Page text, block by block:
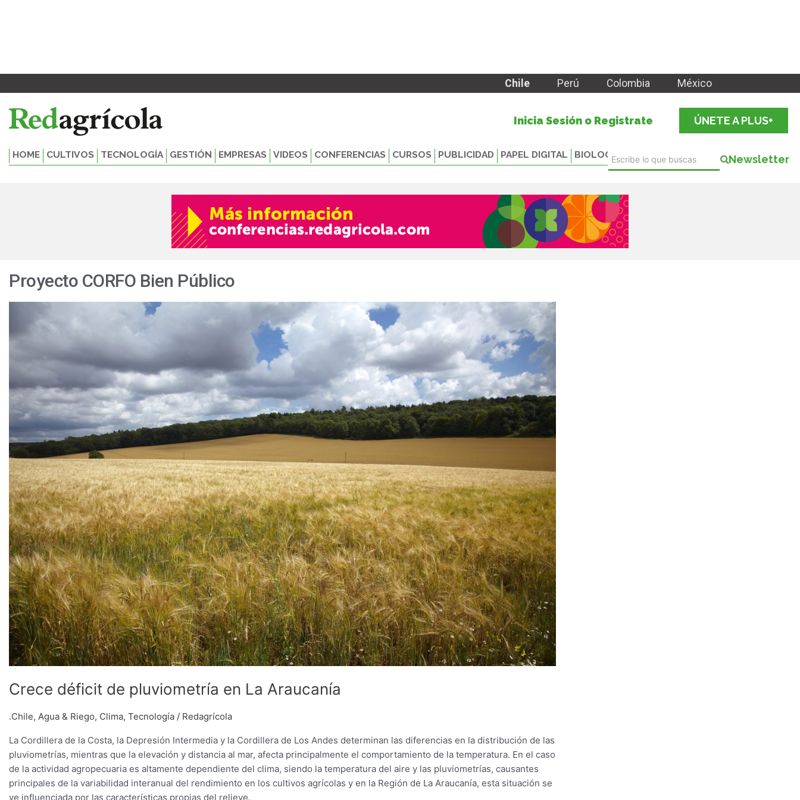
Chile Perú Colombia México
Inicia Sesión o Registrate ÚNETE A PLUS+
HOME CULTIVOS TECNOLOGÍA GESTIÓN EMPRESAS VIDEOS CONFERENCIAS CURSOS PUBLICIDAD PAPEL DIGITAL BIOLOGICALS Newsletter
Proyecto CORFO Bien Público
Crece déficit de pluviometría en La Araucanía
.Chile, Agua & Riego, Clima, Tecnología / Redagrícola
La Cordillera de la Costa, la Depresión Intermedia y la Cordillera de Los Andes determinan las diferencias en la distribución de las
pluviometrías, mientras que la elevación y distancia al mar, afecta principalmente el comportamiento de la temperatura. En el caso
de la actividad agropecuaria es altamente dependiente del clima, siendo la temperatura del aire y las pluviometrías, causantes
principales de la variabilidad interanual del rendimiento en los cultivos agrícolas y en la Región de La Araucanía, esta situación se
ve influenciada por las características propias del relieve.
de
pluviometría
La
Araucanía